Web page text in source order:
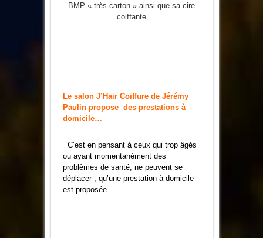
BMP « très carton » ainsi que sa cire
coiffante
Le salon J’Hair Coiffure de Jérémy
Paulin propose des prestations à
domicile…
C’est en pensant à ceux qui trop âgés
ou ayant momentanément des
problèmes de santé, ne peuvent se
déplacer , qu’une prestation à domicile
est proposée